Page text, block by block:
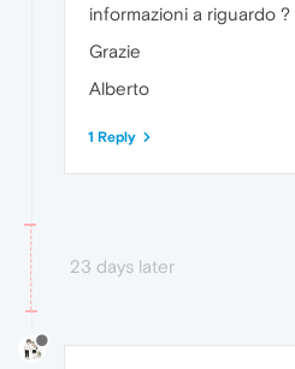
informazioni a riguardo ?
Grazie
Alberto
1 Reply
23 days later